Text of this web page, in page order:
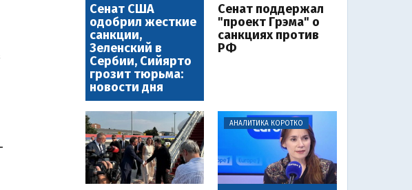
Сенат США
одобрил жесткие
санкции,
Зеленский в
Сербии, Сийярто
грозит тюрьма:
новости дня
Сенат поддержал
"проект Грэма" о
санкциях против
РФ
АНАЛИТИКА КОРОТКО